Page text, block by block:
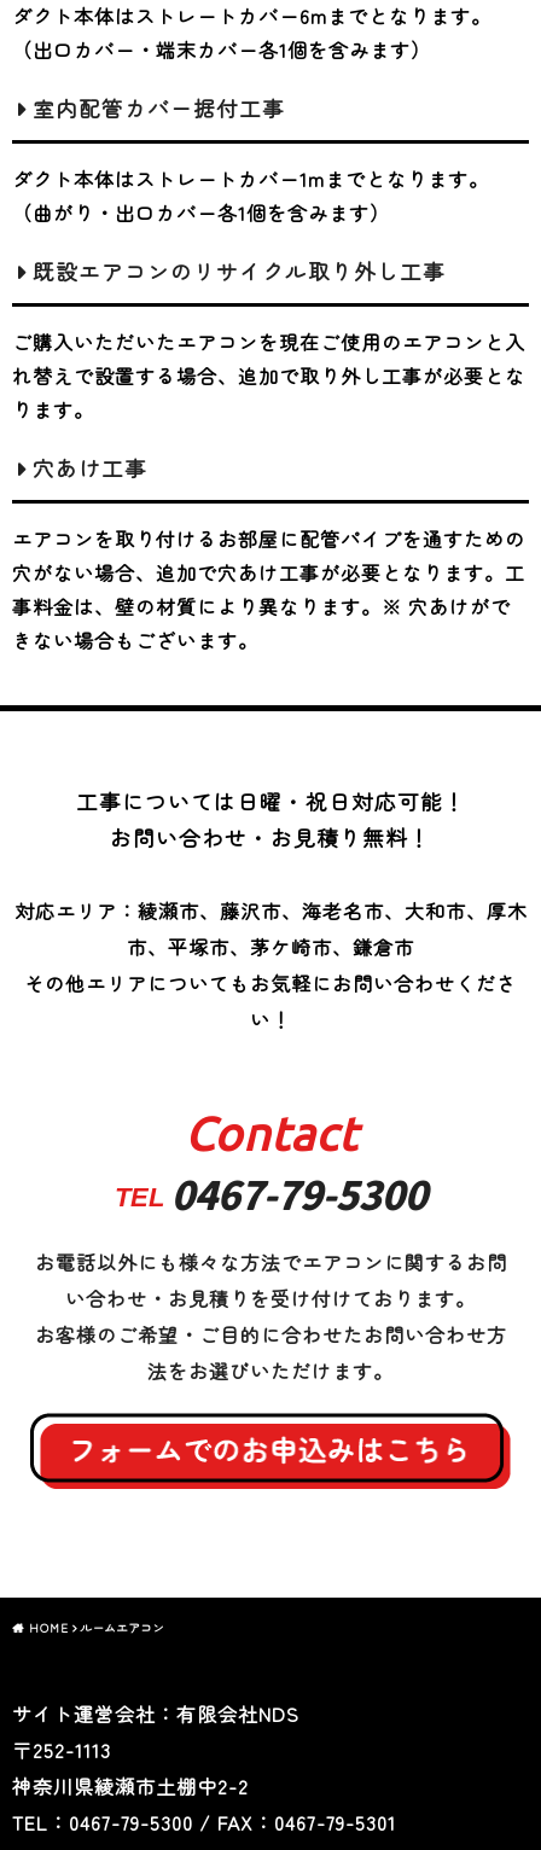
ダクト本体はストレートカバー6mまでとなります。
（出口カバー・端末カバー各1個を含みます）
室内配管カバー据付工事
ダクト本体はストレートカバー1mまでとなります。
（曲がり・出口カバー各1個を含みます）
既設エアコンのリサイクル取り外し工事
ご購入いただいたエアコンを現在ご使用のエアコンと入
れ替えで設置する場合、追加で取り外し工事が必要とな
ります。
穴あけ工事
エアコンを取り付けるお部屋に配管パイプを通すための
穴がない場合、追加で穴あけ工事が必要となります。工
事料金は、壁の材質により異なります。※ 穴あけがで
きない場合もございます。
工事については日曜・祝日対応可能！
お問い合わせ・お見積り無料！
対応エリア：綾瀬市、藤沢市、海老名市、大和市、厚木
市、平塚市、茅ケ崎市、鎌倉市
その他エリアについてもお気軽にお問い合わせくださ
い！
Contact
TEL 0467-79-5300
お電話以外にも様々な方法でエアコンに関するお問
い合わせ・お見積りを受け付けております。
お客様のご希望・ご目的に合わせたお問い合わせ方
法をお選びいただけます。
HOME ルームエアコン
サイト運営会社：有限会社NDS
〒252-1113
神奈川県綾瀬市土棚中2-2
TEL：0467-79-5300 / FAX：0467-79-5301